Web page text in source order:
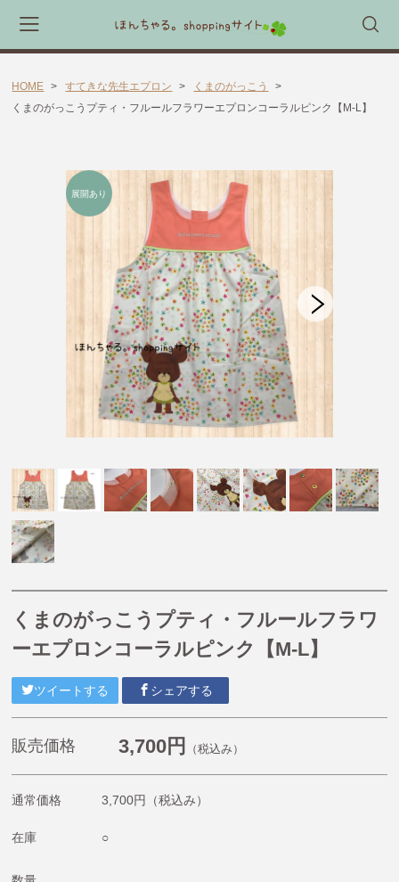
🎈送料無料 アイテム🎈
ラッピング素材
ほんちゃる。セレクトギフト
キャラックス
キャラクター靴下
すてきな先生エプロン
【掘り出し物商品】
【小物】
【チュニティー・ポロシャツ・Tシャツ・長袖Tシャ
ツ・ジャージ】
っこう)】
《プチプライスエプロン》1,980円〜2,200円
くまのがっこう
ルルロロ
こぐまちゃんえほん
11ぴきのねこ
めがねうさぎ・ねないこだれだ・おばけのてんぷら
ねずみくんのチョッキ
HOME すてきな先生エプロン
くまのがっこう
くまのがっこうプティ・フルールフラワーエプロンコーラルピンク【M-L】
くまのがっこうプティ・フルールフラワ
ーエプロンコーラルピンク【M-L】
ツイートする シェアする
販売価格 3,700円 （税込み）
通常価格 3,700円 （税込み）
在庫 ○